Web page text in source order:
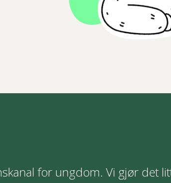
for ungdom. Vi gjør det